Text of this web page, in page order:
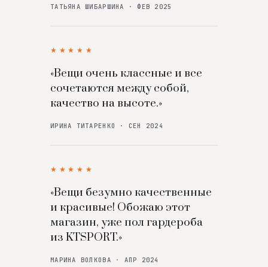
ТАТЬЯНА ШИБАРШИНА · ФЕВ 2025
★★★★★
«Вещи очень классные и все
сочетаются между собой,
качество на высоте.»
ИРИНА ТИТАРЕНКО · СЕН 2024
★★★★★
«Вещи безумно качественные
и красивые! Обожаю этот
магазин, уже пол гардероба
из KTSPORT.»
МАРИНА ВОЛКОВА · АПР 2024